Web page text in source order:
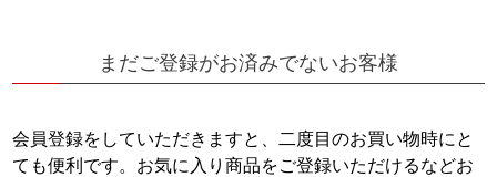
まだご登録がお済みでないお客様
会員登録をしていただきますと、二度目のお買い物時にと
ても便利です。 お気に入り商品をご登録いただけるなどお